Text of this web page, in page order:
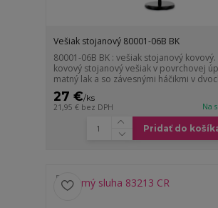
Vešiak stojanový 80001-06B BK
80001-06B BK : vešiak stojanový kovový.
kovový stojanový vešiak v povrchovej
matný lak a so závesnými háčikmi v
27 €/ks
21,95 € bez DPH Na
Pridať do